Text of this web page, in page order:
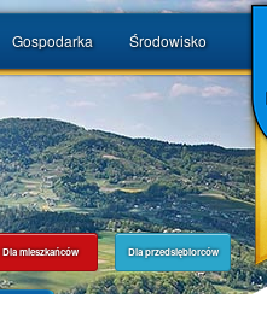
Gospodarka Środowisko
Dla mieszkańców Dla przedsiębiorców